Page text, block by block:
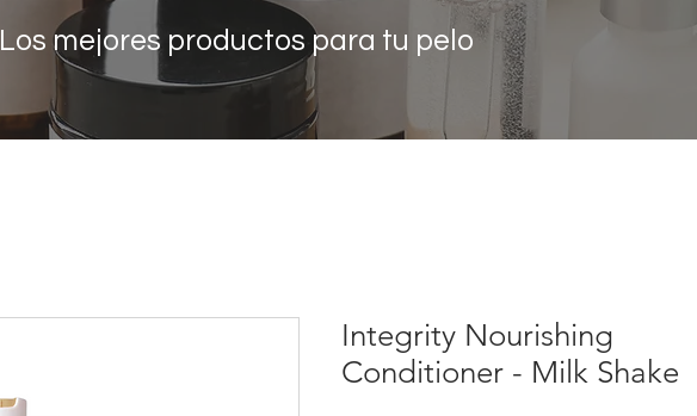
Los mejores productos para tu pelo
Integrity Nourishing
Conditioner - Milk Shake